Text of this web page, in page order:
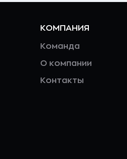
КОМПАНИЯ
Команда
О компании
Контакты